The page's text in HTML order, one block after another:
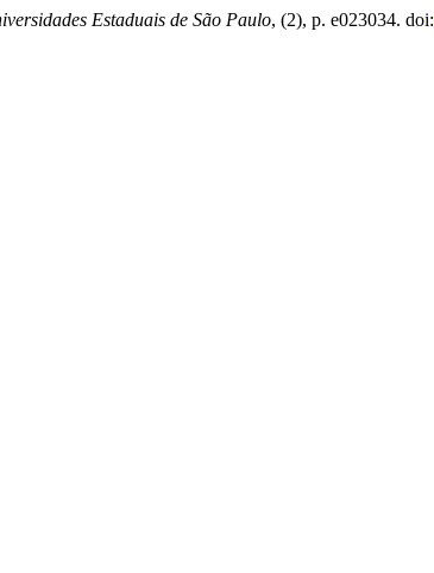
Estaduais de São Paulo, (2), p. e023034. doi: